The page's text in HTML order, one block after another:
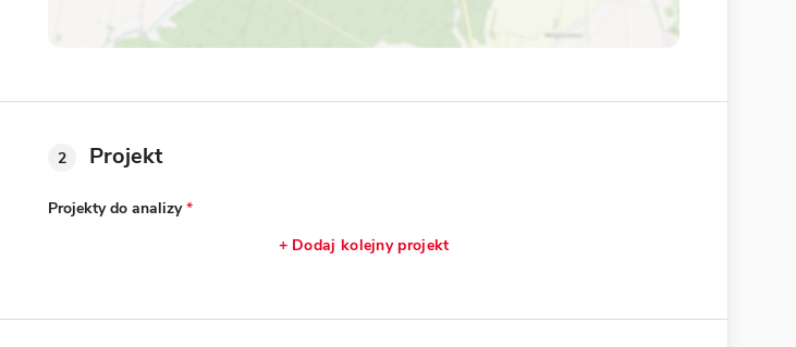
2 Projekt
Projekty do analizy *
+ Dodaj kolejny projekt